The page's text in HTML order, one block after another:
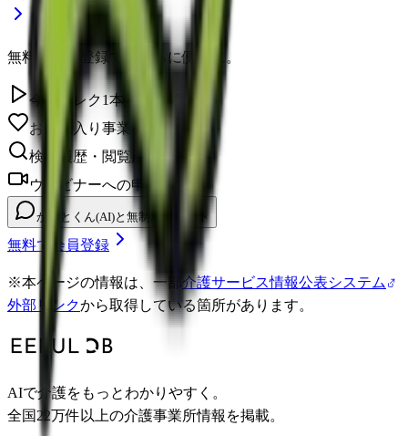
無料の会員登録で、さらに便利に。
今日のレク1本無料視聴
お気に入り事業所を保存
検索履歴・閲覧履歴の確認
ウェビナーへの申し込み
かいとくん(AI)と無制限チャット
無料で会員登録
※本ページの情報は、一部 介護サービス情報公表システム
外部リンクから取得している箇所があります。
AIで介護をもっとわかりやすく。
全国22万件以上の介護事業所情報を掲載。